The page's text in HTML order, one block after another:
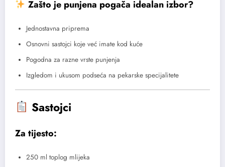
Zašto je punjena pogača idealan izbor?
Jednostavna priprema
Osnovni sastojci koje već imate kod kuće
Pogodna za razne vrste punjenja
Izgledom i ukusom podseća na pekarske specijalitete
Sastojci
Za tijesto:
250 ml toplog mlijeka